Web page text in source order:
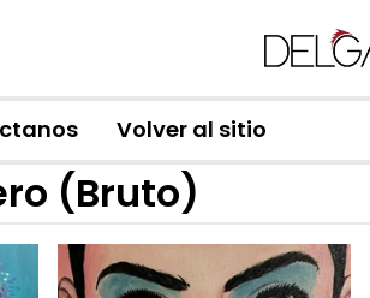
Volver al sitio
(Bruto)